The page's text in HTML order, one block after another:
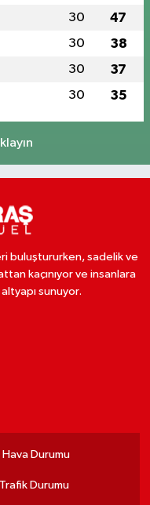
30 47
30 38
30 37
30 35
buluştururken, sadelik ve
kaçınıyor ve insanlara
sunuyor.
Hava Durumu
Trafik Durumu